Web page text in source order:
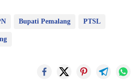
Bupati Pemalang PTSL